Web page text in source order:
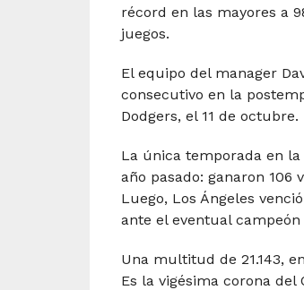
récord en las mayores a
juegos.
El equipo del manager
consecutivo en la
Dodgers, el 11 de octubre.
La única temporada en
año pasado: ganaron 106
Luego, Los Ángeles
ante el eventual
Una multitud de 21.143,
Es la vigésima corona del